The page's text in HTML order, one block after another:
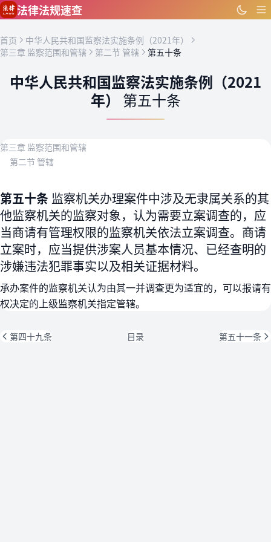
跳到主要内容
法律法规速查
首页
中华人民共和国监察法实施条例（2021年）
第三章 监察范围和管辖
第二节 管辖 第五十条
中华人民共和国监察法实施条例（2021
年） 第五十条
第三章 监察范围和管辖
第二节 管辖
第五十条 监察机关办理案件中涉及无隶属关系的其
他监察机关的监察对象，认为需要立案调查的，应
当商请有管理权限的监察机关依法立案调查。商请
立案时，应当提供涉案人员基本情况、已经查明的
涉嫌违法犯罪事实以及相关证据材料。
承办案件的监察机关认为由其一并调查更为适宜的，可以报请有
权决定的上级监察机关指定管辖。
第四十九条 目录 第五十一条